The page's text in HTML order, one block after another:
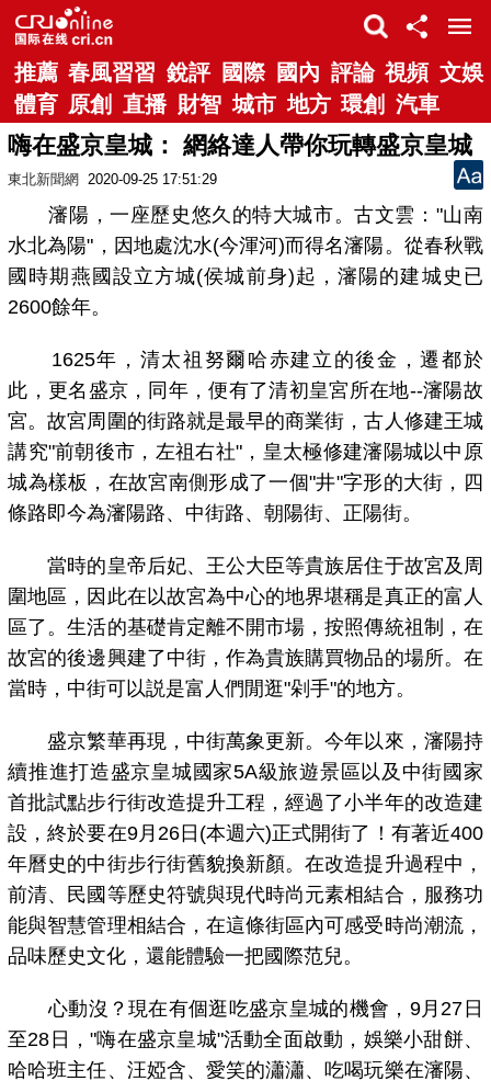
推薦 春風習習 銳評 國際 國內 評論 視頻 文娛
體育 原創 直播 財智 城市 地方 環創 汽車
嗨在盛京皇城： 網絡達人帶你玩轉盛京皇城
東北新聞網 2020-09-25 17:51:29
瀋陽，一座歷史悠久的特大城市。古文雲："山南
水北為陽"，因地處沈水(今渾河)而得名瀋陽。從春秋戰
國時期燕國設立方城(侯城前身)起，瀋陽的建城史已
2600餘年。
1625年，清太祖努爾哈赤建立的後金，遷都於
此，更名盛京，同年，便有了清初皇宮所在地--瀋陽故
宮。故宮周圍的街路就是最早的商業街，古人修建王城
講究"前朝後市，左祖右社"，皇太極修建瀋陽城以中原
城為樣板，在故宮南側形成了一個"井"字形的大街，四
條路即今為瀋陽路、中街路、朝陽街、正陽街。
當時的皇帝后妃、王公大臣等貴族居住于故宮及周
圍地區，因此在以故宮為中心的地界堪稱是真正的富人
區了。生活的基礎肯定離不開市場，按照傳統祖制，在
故宮的後邊興建了中街，作為貴族購買物品的場所。在
當時，中街可以説是富人們閒逛"剁手"的地方。
盛京繁華再現，中街萬象更新。今年以來，瀋陽持
續推進打造盛京皇城國家5A級旅遊景區以及中街國家
首批試點步行街改造提升工程，經過了小半年的改造建
設，終於要在9月26日(本週六)正式開街了！有著近400
年曆史的中街步行街舊貌換新顏。在改造提升過程中，
前清、民國等歷史符號與現代時尚元素相結合，服務功
能與智慧管理相結合，在這條街區內可感受時尚潮流，
品味歷史文化，還能體驗一把國際范兒。
心動沒？現在有個逛吃盛京皇城的機會，9月27日
至28日，"嗨在盛京皇城"活動全面啟動，娛樂小甜餅、
哈哈班主任、汪婭含、愛笑的瀟瀟、吃喝玩樂在瀋陽、